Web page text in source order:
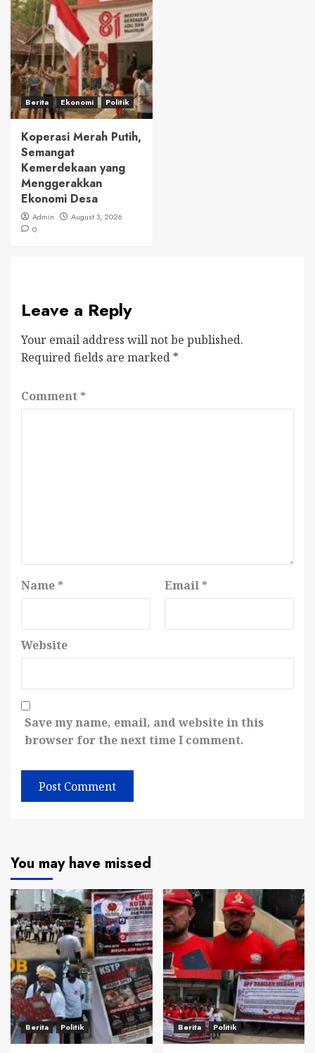
Berita Ekonomi Politik
Koperasi Merah Putih,
Semangat
Kemerdekaan yang
Menggerakkan
Ekonomi Desa
Admin
August 3, 2026
0
Leave a Reply
Your email address will not be published.
Required fields are marked *
Comment *
Name * Email *
Website
Save my name, email, and website in this
browser for the next time I comment.
You may have missed
Berita Politik Berita Politik